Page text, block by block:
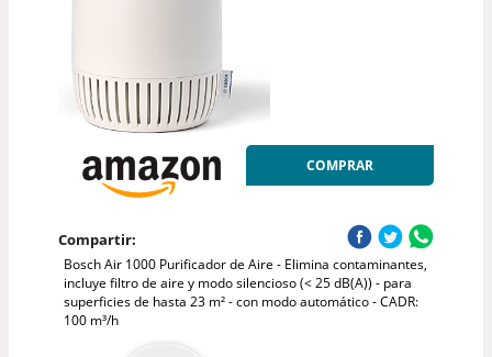
COMPRAR
Compartir:
Bosch Air 1000 Purificador de Aire - Elimina contaminantes,
incluye filtro de aire y modo silencioso (< 25 dB(A)) - para
superficies de hasta 23 m² - con modo automático - CADR:
100 m³/h